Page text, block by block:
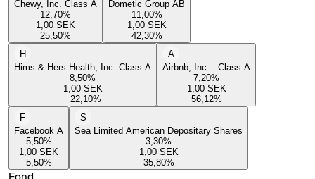
Chewy, Inc. Class A
12,70%
1,00 SEK
25,50%
Dometic Group AB
11,00%
1,00 SEK
42,30%
H
Hims & Hers Health, Inc. Class A
8,50%
1,00 SEK
−22,10%
A
Airbnb, Inc. - Class A
7,20%
1,00 SEK
56,12%
F
Facebook A
5,50%
1,00 SEK
5,50%
S
Sea Limited American Depositary Shares
3,30%
1,00 SEK
35,80%